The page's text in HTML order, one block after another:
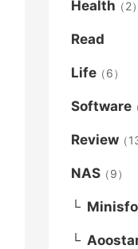
Health（2）
Read
Life（6）
Software
Review（
NAS（9）